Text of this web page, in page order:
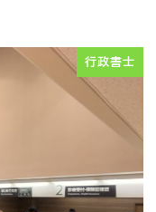
行政書士